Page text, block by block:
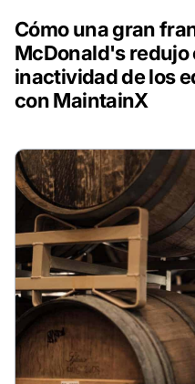
Cómo una gran
McDonald's redujo
inactividad de los
con MaintainX